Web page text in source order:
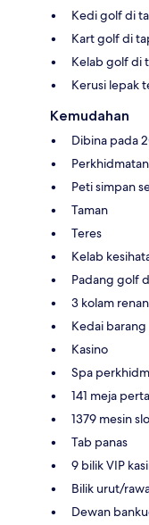
Kedi golf di
Kart golf di
Kelab golf di
Kerusi lepak
Kemudahan
Dibina pada
Peti simpan
Taman
Teres
Kelab
Padang golf
3 kolam
Kedai
Kasino
Spa
141 meja
1379 mesin
Tab panas
9 bilik VIP
Bilik urut/
Dewan